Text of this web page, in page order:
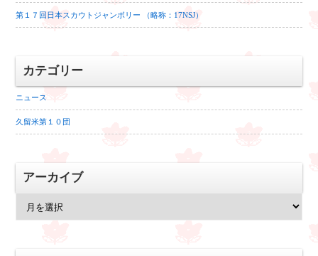
第１７回日本スカウトジャンボリー （略称：17NSJ）
カテゴリー
ニュース
久留米第１０団
アーカイブ